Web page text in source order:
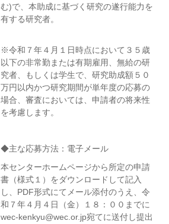
む)で、本助成に基づく研究の遂行能力を
有する研究者。
※令和７年４月１日時点において３５歳
以下の非常勤または有期雇用、無給の研
究者、もしくは学生で、研究助成額５０
万円以内かつ研究期間が単年度の応募の
場合、審査においては、申請者の将来性
を考慮します。
◆主な応募方法：電子メール
本センターホームページから所定の申請
書（様式１）をダウンロードして記入
し、PDF形式にてメール添付のうえ、令
和７年４月４日（金）１８：００までに
wec-kenkyu@wec.or.jp宛てに送付し提出